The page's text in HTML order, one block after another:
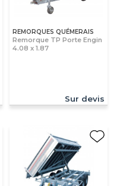
REMORQUES QUÉMERAIS
Remorque TP Porte Engin
4.08 x 1.87
Sur devis